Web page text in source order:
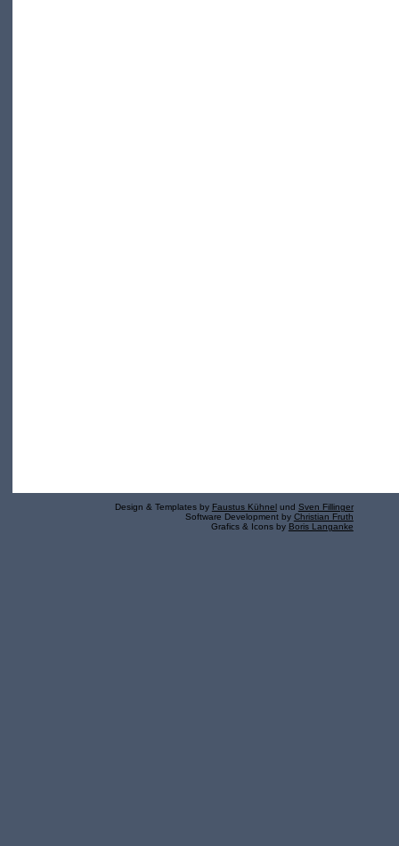
Design & Templates by Faustus Kühnel und Sven Fillinger
Software Development by Christian Fruth
Grafics & Icons by Boris Langanke